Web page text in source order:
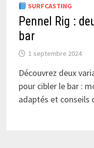
SURFCASTING
Pennel Rig :
bar
1 septembre 2024
Découvrez deux
pour cibler le bar :
adaptés et conseils